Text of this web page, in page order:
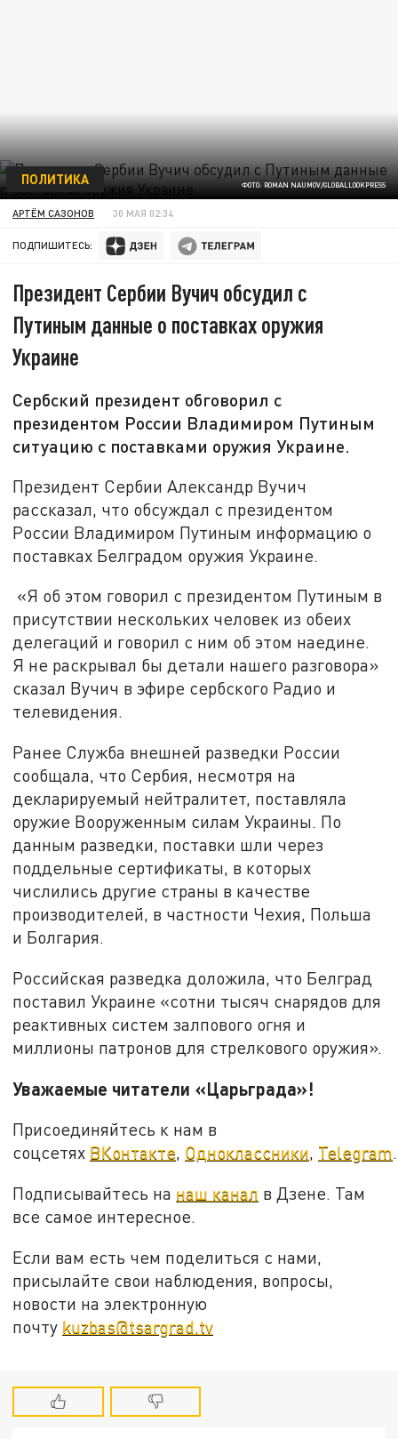
ФОТО: ROMAN NAUMOV/GLOBALLOOKPRESS
ПОЛИТИКА
АРТЁМ САЗОНОВ 30 МАЯ 02:34
ПОДПИШИТЕСЬ:
Президент Сербии Вучич обсудил с
Путиным данные о поставках оружия
Украине
Сербский президент обговорил с
президентом России Владимиром Путиным
ситуацию с поставками оружия Украине.
Президент Сербии Александр Вучич
рассказал, что обсуждал с президентом
России Владимиром Путиным информацию о
поставках Белградом оружия Украине.
«Я об этом говорил с президентом Путиным в
присутствии нескольких человек из обеих
делегаций и говорил с ним об этом наедине.
Я не раскрывал бы детали нашего разговора»
сказал Вучич в эфире сербского Радио и
телевидения.
Ранее Служба внешней разведки России
сообщала, что Сербия, несмотря на
декларируемый нейтралитет, поставляла
оружие Вооруженным силам Украины. По
данным разведки, поставки шли через
поддельные сертификаты, в которых
числились другие страны в качестве
производителей, в частности Чехия, Польша
и Болгария.
Российская разведка доложила, что Белград
поставил Украине «сотни тысяч снарядов для
реактивных систем залпового огня и
миллионы патронов для стрелкового оружия».
Уважаемые читатели «Царьграда»!
Присоединяйтесь к нам в
соцсетях ВКонтакте, Одноклассники, Telegram.
Подписывайтесь на наш канал в Дзене. Там
все самое интересное.
Если вам есть чем поделиться с нами,
присылайте свои наблюдения, вопросы,
новости на электронную
почту kuzbas@tsargrad.tv